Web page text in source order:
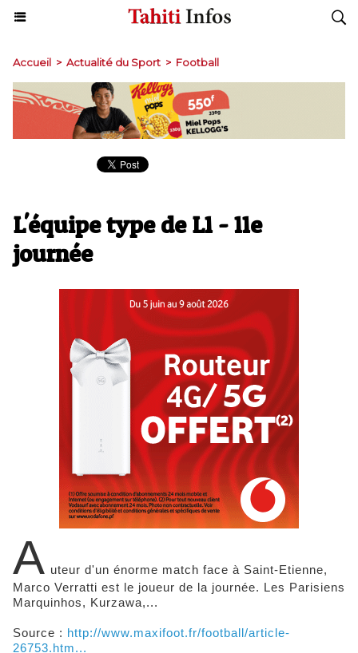
Accueil > Actualité du Sport > Football
L'équipe type de L1 - 11e
journée
A uteur d'un énorme match face à Saint-Etienne,
Marco Verratti est le joueur de la journée. Les Parisiens
Marquinhos, Kurzawa,...
Source : http://www.maxifoot.fr/football/article-
26753.htm...